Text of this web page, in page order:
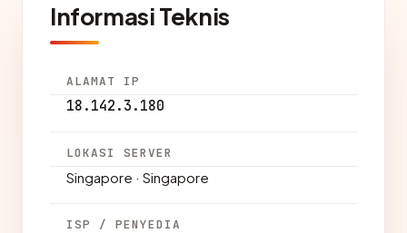
Informasi Teknis
ALAMAT IP
18.142.3.180
LOKASI SERVER
Singapore · Singapore
ISP / PENYEDIA